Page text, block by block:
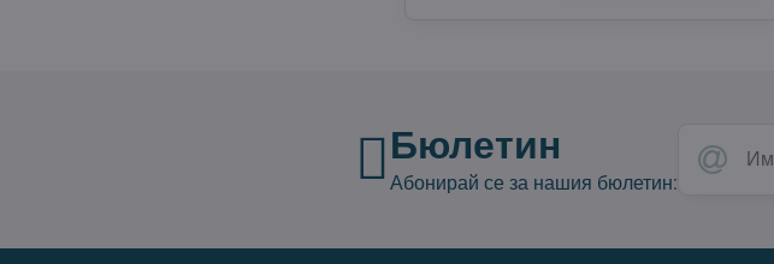
Бюлетин
Абонирай се за нашия бюлетин: